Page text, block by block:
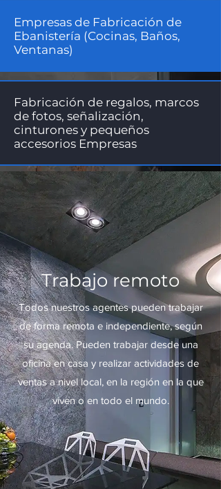
Empresas de Fabricación de
Ebanistería (Cocinas, Baños,
Ventanas)
Fabricación de regalos, marcos
de fotos, señalización,
cinturones y pequeños
accesorios Empresas
Trabajo remoto
Todos nuestros agentes pueden trabajar
de forma remota e independiente, según
su agenda. Pueden trabajar desde una
oficina en casa y realizar actividades de
ventas a nivel local, en la región en la que
viven o en todo el mundo.